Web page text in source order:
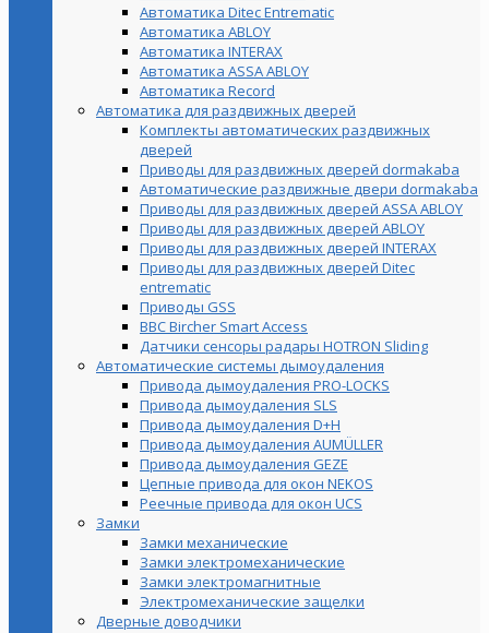
Автоматика Ditec Entrematic
Автоматика ABLOY
Автоматика INTERAX
Автоматика ASSA ABLOY
Автоматика Record
Автоматика для раздвижных дверей
Комплекты автоматических раздвижных
дверей
Приводы для раздвижных дверей dormakaba
Автоматические раздвижные двери dormakaba
Приводы для раздвижных дверей ASSA ABLOY
Приводы для раздвижных дверей ABLOY
Приводы для раздвижных дверей INTERAX
Приводы для раздвижных дверей Ditec
entrematic
Приводы GSS
BBC Bircher Smart Access
Датчики сенсоры радары HOTRON Sliding
Автоматические системы дымоудаления
Привода дымоудаления PRO-LOCKS
Привода дымоудаления SLS
Привода дымоудаления D+H
Привода дымоудаления AUMÜLLER
Привода дымоудаления GEZE
Цепные привода для окон NEKOS
Реечные привода для окон UСS
Замки
Замки механические
Замки электромеханические
Замки электромагнитные
Электромеханические защелки
Дверные доводчики